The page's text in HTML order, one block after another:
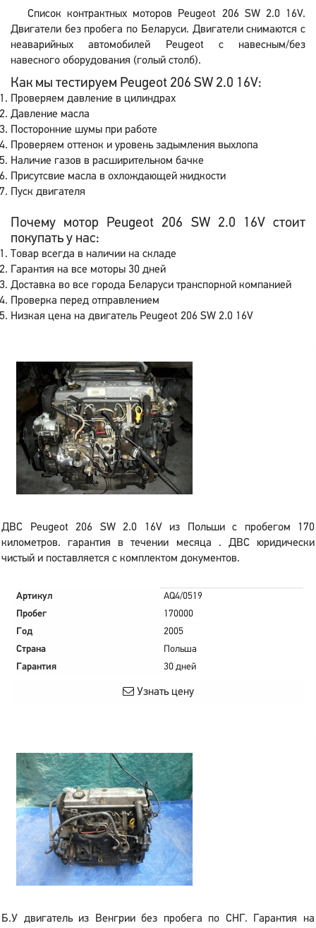
Список контрактных моторов Peugeot 206 SW 2.0 16V.
Двигатели без пробега по Беларуси. Двигатели снимаются с
неаварийных автомобилей Peugeot с навесным/без
навесного оборудования (голый столб).
Как мы тестируем Peugeot 206 SW 2.0 16V:
Проверяем давление в цилиндрах
Давление масла
Посторонние шумы при работе
Проверяем оттенок и уровень задымления выхлопа
Наличие газов в расширительном бачке
Присутсвие масла в охлождающей жидкости
Пуск двигателя
Почему мотор Peugeot 206 SW 2.0 16V стоит
покупать у нас:
Товар всегда в наличии на складе
Гарантия на все моторы 30 дней
Доставка во все города Беларуси транспорной компанией
Проверка перед отправлением
Низкая цена на двигатель Peugeot 206 SW 2.0 16V
ДВС Peugeot 206 SW 2.0 16V из Польши с пробегом 170
километров. гарантия в течении месяца . ДВС юридически
чистый и поставляется с комплектом документов.
Артикул
AQ4/0519
Пробег
170000
Год
2005
Страна
Польша
Гарантия
30 дней
Узнать цену
Б.У двигатель из Венгрии без пробега по СНГ. Гарантия на